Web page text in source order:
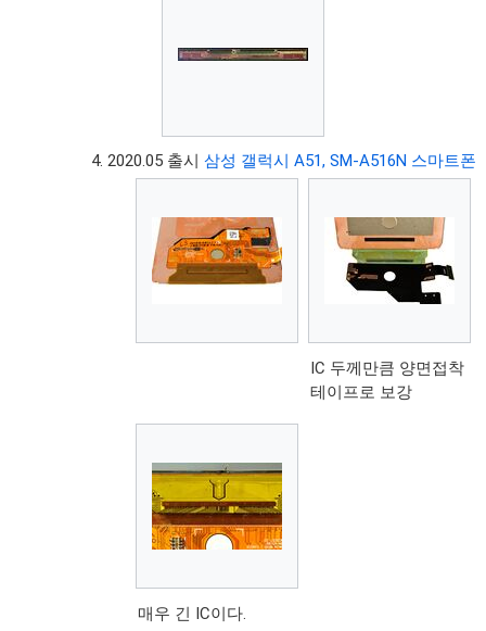
2020.05 출시삼성 갤럭시 A51, SM-A516N 스마트폰
IC 두께만큼 양면접착
테이프로 보강
매우 긴 IC이다.